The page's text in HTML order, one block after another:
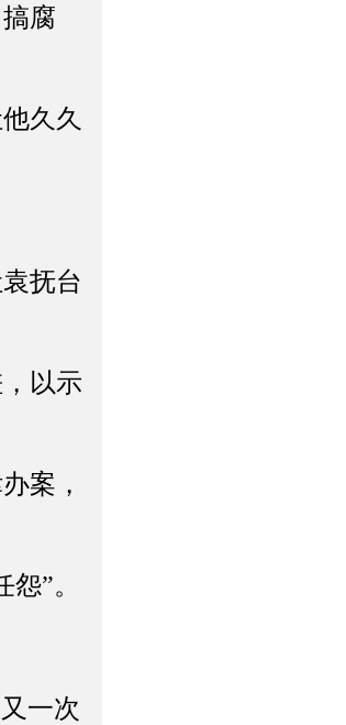
腐
久久
抚台
以示
案，
”。
一次